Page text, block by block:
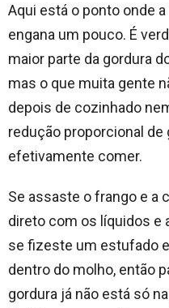
Aqui está o ponto onde
engana um pouco. É
maior parte da gordura
mas o que muita gente
depois de cozinhado
redução proporcional de
efetivamente comer.
Se assaste o frango e a
direto com os líquidos e
se fizeste um estufado
dentro do molho, então
gordura já não está só